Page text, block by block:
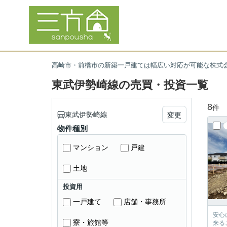
高崎市・前橋市の新築一戸建ては幅広い対応が可能な株式
東武伊勢崎線の売買・投資一覧
8件
安心に、
来るご提案が必ずござ
東武伊勢崎線 変更
物件種別
マンション 戸建
土地
投資用
一戸建て 店舗・事務所
寮・旅館等